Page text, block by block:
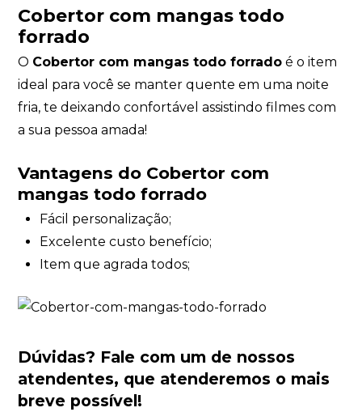
Cobertor com mangas todo
forrado
O Cobertor com mangas todo forrado é o item
ideal para você se manter quente em uma noite
fria, te deixando confortável assistindo filmes com
a sua pessoa amada!
Vantagens do Cobertor com
mangas todo forrado
Fácil personalização;
Excelente custo benefício;
Item que agrada todos;
Dúvidas? Fale com um de nossos
atendentes, que atenderemos o mais
breve possível!